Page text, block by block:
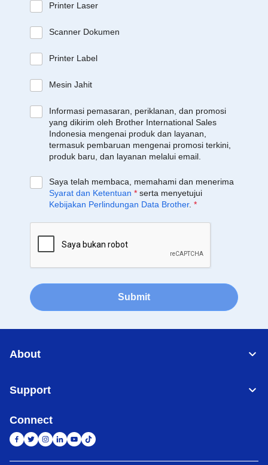
Printer Laser
Scanner Dokumen
Printer Label
Mesin Jahit
Informasi pemasaran, periklanan, dan promosi
yang dikirim oleh Brother International Sales
Indonesia mengenai produk dan layanan,
termasuk pembaruan mengenai promosi terkini,
produk baru, dan layanan melalui email.
Saya telah membaca, memahami dan menerima
Syarat dan Ketentuan * serta menyetujui
Kebijakan Perlindungan Data Brother. *
Submit
About
Support
Connect